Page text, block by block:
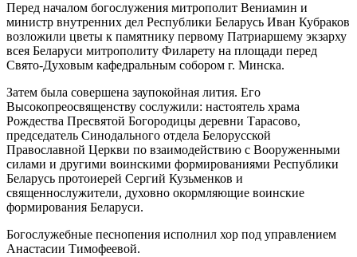
Перед началом богослужения митрополит Вениамин и
министр внутренних дел Республики Беларусь Иван Кубраков
возложили цветы к памятнику первому Патриаршему экзарху
всея Беларуси митрополиту Филарету на площади перед
Свято-Духовым кафедральным собором г. Минска.
Затем была совершена заупокойная лития. Его
Высокопреосвященству сослужили: настоятель храма
Рождества Пресвятой Богородицы деревни Тарасово,
председатель Синодального отдела Белорусской
Православной Церкви по взаимодействию с Вооруженными
силами и другими воинскими формированиями Республики
Беларусь протоиерей Сергий Кузьменков и
священнослужители, духовно окормляющие воинские
формирования Беларуси.
Богослужебные песнопения исполнил хор под управлением
Анастасии Тимофеевой.